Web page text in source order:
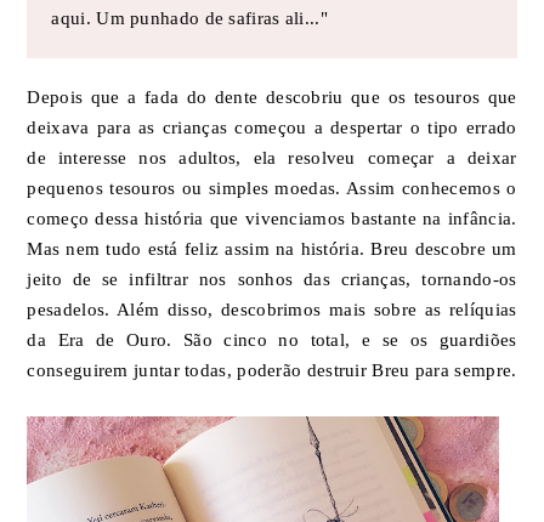
aqui. Um punhado de safiras ali..."
Depois que a fada do dente descobriu que os tesouros que
deixava para as crianças começou a despertar o tipo errado
de interesse nos adultos, ela resolveu começar a deixar
pequenos tesouros ou simples moedas. Assim conhecemos o
começo dessa história que vivenciamos bastante na infância.
Mas nem tudo está feliz assim na história. Breu descobre um
jeito de se infiltrar nos sonhos das crianças, tornando-os
pesadelos. Além disso, descobrimos mais sobre as relíquias
da Era de Ouro. São cinco no total, e se os guardiões
conseguirem juntar todas, poderão destruir Breu para sempre.